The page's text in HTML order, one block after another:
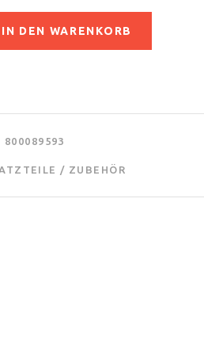
IN DEN WARENKORB
800089593
/ ZUBEHÖR